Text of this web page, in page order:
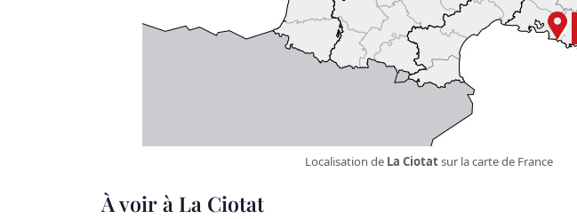
Localisation de La Ciotatsur la carte de France
À voir à La Ciotat